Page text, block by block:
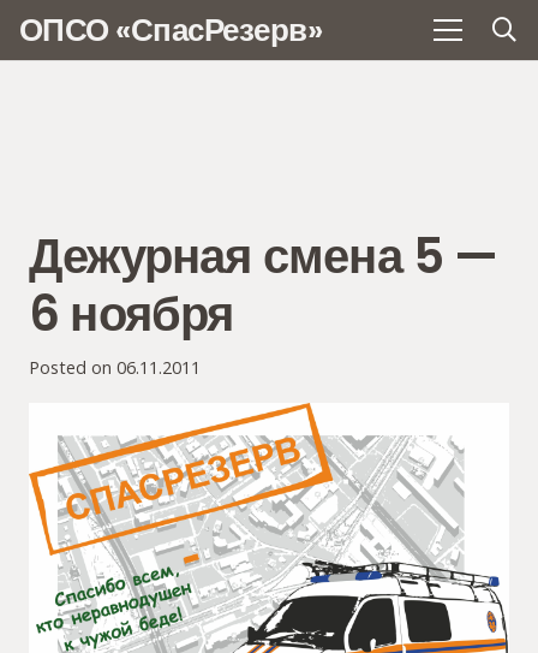
ОПСО «СпасРезерв»
Дежурная смена 5 —
6 ноября
Posted on 06.11.2011